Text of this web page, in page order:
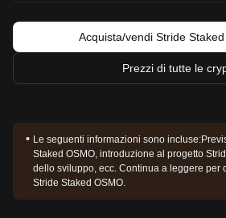
Acquista/vendi Stride
Prezzi di tutte le
Le seguenti informazioni sono incluse:
Staked OSMO, introduzione al progetto
dello sviluppo, ecc. Continua a leggere per
Stride Staked OSMO.